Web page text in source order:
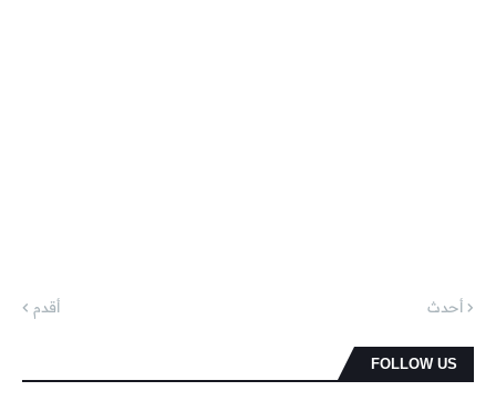
أحدث أقدم
FOLLOW US